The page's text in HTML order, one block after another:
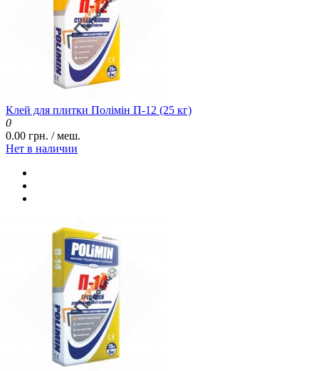
Клей для плитки Полімін П-12 (25 кг)
0
0.00 грн. / меш.
Нет в наличии